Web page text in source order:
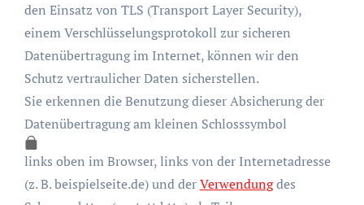
den Einsatz von TLS (Transport Layer Security),
einem Verschlüsselungsprotokoll zur sicheren
Datenübertragung im Internet, können wir den
Schutz vertraulicher Daten sicherstellen.
Sie erkennen die Benutzung dieser Absicherung der
Datenübertragung am kleinen Schlosssymbol
links oben im Browser, links von der Internetadresse
(z. B. beispielseite.de) und derVerwendungdes